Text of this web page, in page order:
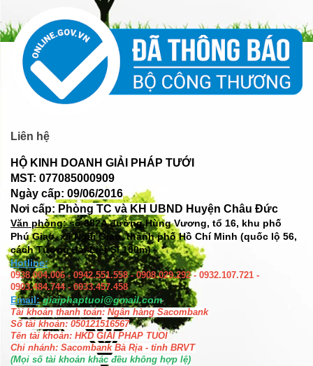
Liên hệ
HỘ KINH DOANH GIẢI PHÁP TƯỚI
MST: 077085000909
Ngày cấp: 09/06/2016
Nơi cấp: Phòng TC và KH UBND Huyện Châu Đức
Văn phòng: số382A đường Hùng Vương, tổ 16, khu phố
Phú Giao, xã Ngãi Giao, thành phố Hồ Chí Minh (quốc lộ 56,
cách Tượng đài Liệt Sĩ 100m)
Hotline:
0938.004.006 - 0942.551.558 - 0908.029.292 - 0932.107.721 -
0903.484.744 - 0933.457.458
Email: giaiphaptuoi@gmail.com
Tài khoản thanh toán: Ngân hàng Sacombank
Số tài khoản: 050121516567
Tên tài khoản: HKD GIAI PHAP TUOI
Chi nhánh: Sacombank Bà Rịa - tỉnh BRVT
(Mọi số tài khoản khác đều không hợp lệ)